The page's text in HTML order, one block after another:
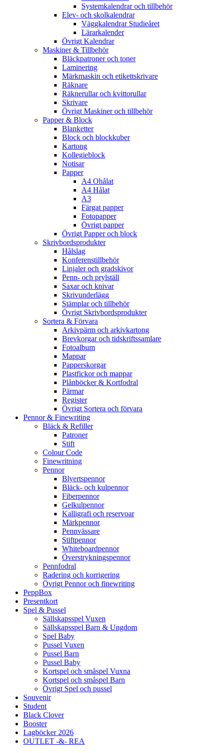
Systemkalendrar och tillbehör
Elev- och skolkalendrar
Väggkalendrar Studieåret
Lärarkalender
Övrigt Kalendrar
Maskiner & Tillbehör
Bläckpatroner och toner
Laminering
Märkmaskin och etikettskrivare
Räknare
Räknerullar och kvittorullar
Skrivare
Övrigt Maskiner och tillbehör
Papper & Block
Blanketter
Block och blockkuber
Kartong
Kollegieblock
Notisar
Papper
A4 Ohålat
A4 Hålat
A3
Färgat papper
Fotopapper
Övrigt papper
Övrigt Papper och block
Skrivbordsprodukter
Hålslag
Konferenstillbehör
Linjaler och gradskivor
Penn- och prylställ
Saxar och knivar
Skrivunderlägg
Stämplar och tillbehör
Övrigt Skrivbordsprodukter
Sortera & Förvara
Arkivpärm och arkivkartong
Brevkorgar och tidskriftssamlare
Fotoalbum
Mappar
Papperskorgar
Plastfickor och mappar
Plånböcker & Kortfodral
Pärmar
Register
Övrigt Sortera och förvara
Pennor & Finewriting
Bläck & Refiller
Patroner
Stift
Colour Code
Finewritning
Pennor
Blyertspennor
Bläck- och kulpennor
Fiberpennor
Gelkulpennor
Kalligrafi och reservoar
Märkpennor
Pennvässare
Stiftpennor
Whiteboardpennor
Överstrykningspennor
Pennfodral
Radering och korrigering
Övrigt Pennor och finewriting
PeppBox
Presentkort
Spel & Pussel
Sällskapsspel Vuxen
Sällskapsspel Barn & Ungdom
Spel Baby
Pussel Vuxen
Pussel Barn
Pussel Baby
Kortspel och småspel Vuxna
Kortspel och småspel Barn
Övrigt Spel och pussel
Souvenir
Student
Black Clover
Booster
Lagböcker 2026
OUTLET -&- REA